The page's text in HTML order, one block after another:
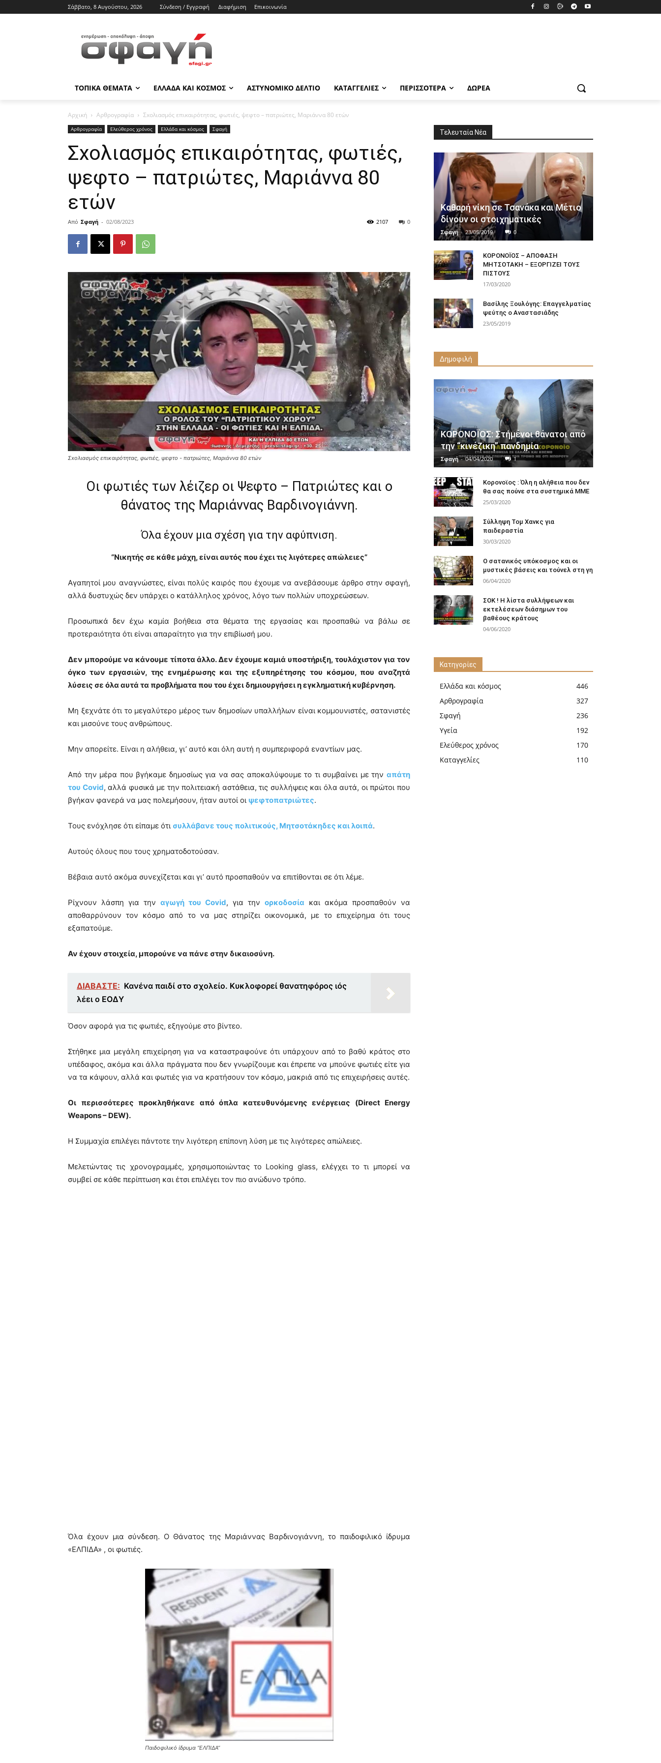
Σάββατο, 8 Αυγούστου, 2026 Σύνδεση / Εγγραφή Διαφήμιση Επικοινωνία
ΤΟΠΙΚΑ ΘΕΜΑΤΑ ΕΛΛΑΔΑ ΚΑΙ ΚΟΣΜΟΣ ΑΣΤΥΝΟΜΙΚΟ ΔΕΛΤΙΟ ΚΑΤΑΓΓΕΛΙΕΣ ΠΕΡΙΣΣΟΤΕΡΑ ΔΩΡΕΆ
Αρχική Αρθρογραφία Σxολιασμός επικαιρότητας, φωτιές, ψεφτο – πατριώτες, Μαριάννα 80 ετών
Αρθρογραφία Ελεύθερος χρόνος Ελλάδα και κόσμος Σφαγή
Σxολιασμός επικαιρότητας, φωτιές,
ψεφτο – πατριώτες, Μαριάννα 80
ετών
Από Σφαγή - 02/08/2023 0
2107
Σxολιασμός επικαιρότητας, φωτιές, ψεφτο - πατριώτες, Μαριάννα 80 ετών
Οι φωτιές των λέιζερ οι Ψεφτο – Πατριώτες και ο
θάνατος της Μαριάννας Βαρδινογιάννη.
Όλα έχουν μια σχέση για την αφύπνιση.
“Νικητής σε κάθε μάχη, είναι αυτός που έχει τις λιγότερες απώλειες”
Αγαπητοί μου αναγνώστες, είναι πολύς καιρός που έχουμε να ανεβάσουμε άρθρο στην σφαγή,
αλλά δυστυχώς δεν υπάρχει ο κατάλληλος χρόνος, λόγο των πολλών υποχρεώσεων.
Προσωπικά δεν έχω καμία βοήθεια στα θέματα της εργασίας και προσπαθώ να βάλω σε
προτεραιότητα ότι είναι απαραίτητο για την επιβίωσή μου.
Δεν μπορούμε να κάνουμε τίποτα άλλο. Δεν έχουμε καμιά υποστήριξη, τουλάχιστον για τον
όγκο των εργασιών, της ενημέρωσης και της εξυπηρέτησης του κόσμου, που αναζητά
λύσεις σε όλα αυτά τα προβλήματα που του έχει δημιουργήσει η εγκληματική κυβέρνηση.
Μη ξεχνάτε ότι το μεγαλύτερο μέρος των δημοσίων υπαλλήλων είναι κομμουνιστές, σατανιστές
και μισούνε τους ανθρώπους.
Μην απορείτε. Είναι η αλήθεια, γι’ αυτό και όλη αυτή η συμπεριφορά εναντίων μας.
Από την μέρα που βγήκαμε δημοσίως για να σας αποκαλύψουμε το τι συμβαίνει με την απάτη
του Covid, αλλά φυσικά με την πολιτειακή αστάθεια, τις συλλήψεις και όλα αυτά, οι πρώτοι που
βγήκαν φανερά να μας πολεμήσουν, ήταν αυτοί οι ψεφτοπατριώτες.
Τους ενόχλησε ότι είπαμε ότι συλλάβανε τους πολιτικούς, Μητσοτάκηδες και λοιπά.
Αυτούς όλους που τους χρηματοδοτούσαν.
Βέβαια αυτό ακόμα συνεχίζεται και γι’ αυτό προσπαθούν να επιτίθονται σε ότι λέμε.
Ρίχνουν λάσπη για την αγωγή του Covid, για την ορκοδοσία και ακόμα προσπαθούν να
αποθαρρύνουν τον κόσμο από το να μας στηρίζει οικονομικά, με το επιχείρημα ότι τους
εξαπατούμε.
Αν έχουν στοιχεία, μπορούνε να πάνε στην δικαιοσύνη.
ΔΙΑΒΑΣΤΕ: Κανένα παιδί στο σχολείο. Κυκλοφορεί θανατηφόρος ιός
λέει ο ΕΟΔΥ
Όσον αφορά για τις φωτιές, εξηγούμε στο βίντεο.
Στήθηκε μια μεγάλη επιχείρηση για να καταστραφούνε ότι υπάρχουν από το βαθύ κράτος στο
υπέδαφος, ακόμα και άλλα πράγματα που δεν γνωρίζουμε και έπρεπε να μπούνε φωτιές είτε για
να τα κάψουν, αλλά και φωτιές για να κρατήσουν τον κόσμο, μακριά από τις επιχειρήσεις αυτές.
Οι περισσότερες προκληθήκανε από όπλα κατευθυνόμενης ενέργειας (Direct Energy
Weapons – DEW).
Η Συμμαχία επιλέγει πάντοτε την λιγότερη επίπονη λύση με τις λιγότερες απώλειες.
Μελετώντας τις χρονογραμμές, χρησιμοποιώντας το Looking glass, ελέγχει το τι μπορεί να
συμβεί σε κάθε περίπτωση και έτσι επιλέγει τον πιο ανώδυνο τρόπο.
Όλα έχουν μια σύνδεση. Ο Θάνατος της Μαριάννας Βαρδινογιάννη, το παιδοφιλικό ίδρυμα
«ΕΛΠΙΔΑ» , οι φωτιές.
Παιδοφιλικό ίδρυμα “ΕΛΠΙΔΑ”
Τελευταία Νέα
Καθαρή νίκη σε Τσανάκα και Μέτιο
δίνουν οι στοιχηματικές
Σφαγή - 23/05/2019 0
ΚΟΡΟΝΟΪΟΣ – ΑΠΟΦΑΣΗ
ΜΗΤΣΟΤΑΚΗ – ΕΞΟΡΓΙΖΕΙ ΤΟΥΣ
ΠΙΣΤΟΥΣ
17/03/2020
Βασίλης Ξουλόγης: Επαγγελματίας
ψεύτης ο Αναστασιάδης
23/05/2019
Δημοφιλή
ΚΟΡΟΝΟΪΟΣ: Στήμένοι θάνατοι από
την “κινέζικη” πανδημία
Σφαγή - 04/04/2020 1
Κορονοϊος : Όλη η αλήθεια που δεν
θα σας πούνε στα συστημικά ΜΜΕ
25/03/2020
Σύλληψη Τομ Χανκς για
παιδεραστία
30/03/2020
Ο σατανικός υπόκοσμος και οι
μυστικές βάσεις και τούνελ στη γη
06/04/2020
ΣΟΚ ! Η λίστα συλλήψεων και
εκτελέσεων διάσημων του
βαθέους κράτους
04/06/2020
Κατηγορίες
Ελλάδα και κόσμος
446
Αρθρογραφία
327
Σφαγή
236
Υγεία
192
Ελεύθερος χρόνος
170
Καταγγελίες
110